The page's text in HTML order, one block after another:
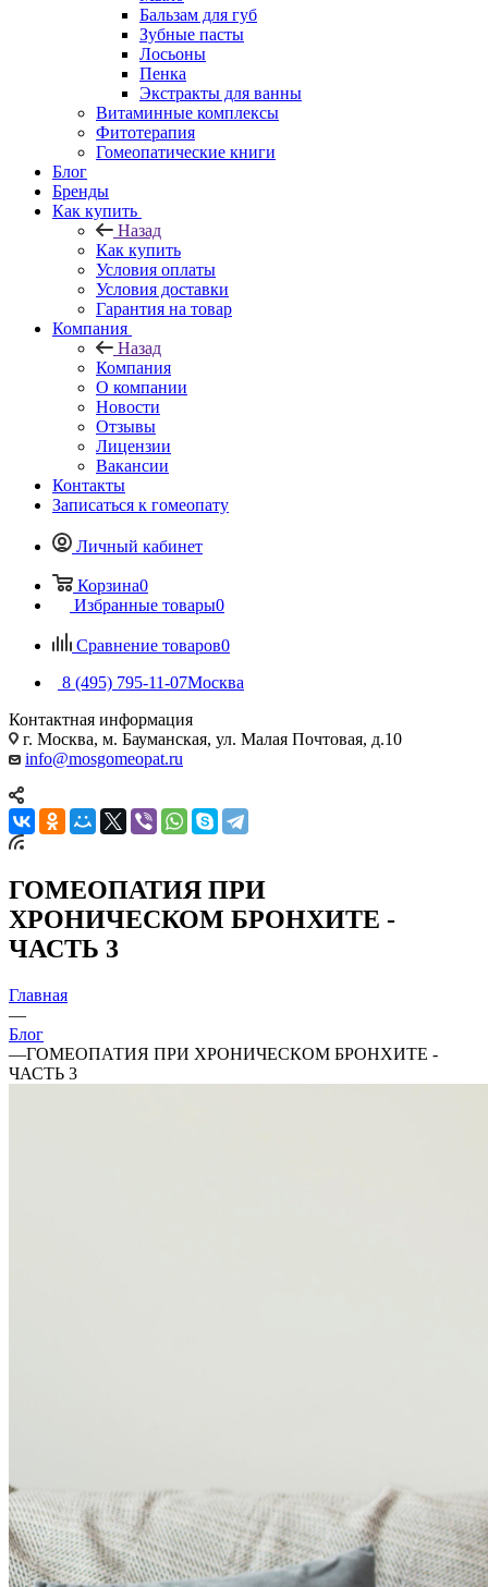
Бальзам для губ
Зубные пасты
Лосьоны
Пенка
Экстракты для ванны
Витаминные комплексы
Фитотерапия
Гомеопатические книги
Блог
Бренды
Как купить
Назад
Как купить
Условия оплаты
Условия доставки
Гарантия на товар
Компания
Назад
Компания
О компании
Новости
Отзывы
Лицензии
Вакансии
Контакты
Записаться к гомеопату
Личный кабинет
Корзина0
Избранные товары0
Сравнение товаров0
8 (495) 795-11-07Москва
Контактная информация
г. Москва, м. Бауманская, ул. Малая Почтовая, д.10
info@mosgomeopat.ru
ГОМЕОПАТИЯ ПРИ
ХРОНИЧЕСКОМ БРОНХИТЕ -
ЧАСТЬ 3
Главная
—
Блог
—ГОМЕОПАТИЯ ПРИ ХРОНИЧЕСКОМ БРОНХИТЕ -
ЧАСТЬ 3